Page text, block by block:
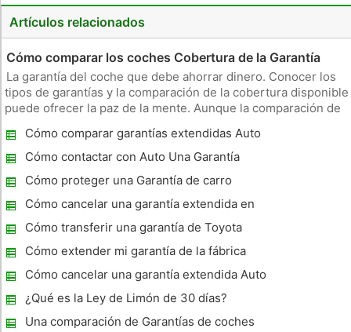
Artículos relacionados
Cómo comparar los coches Cobertura de la Garantía
La garantía del coche que debe ahorrar dinero. Conocer los
tipos de garantías y la comparación de la cobertura disponible
puede ofrecer la paz de la mente. Aunque la comparación de
a tener en cuenta si quieres hacerlo bien. Instrucciones ha
Cómo comparar garantías extendidas Auto
Cómo contactar con Auto Una Garantía
Cómo proteger una Garantía de carro
Cómo cancelar una garantía extendida en
un coche
Cómo transferir una garantía de Toyota
Certified Vehicle
Cómo extender mi garantía de la fábrica
Mazda
Cómo cancelar una garantía extendida Auto
¿Qué es la Ley de Limón de 30 días?
Una comparación de Garantías de coches